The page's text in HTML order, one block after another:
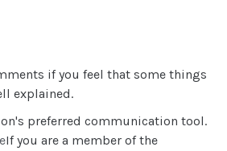
if you feel that some things
explained.
preferred communication tool.
If you are a member of the